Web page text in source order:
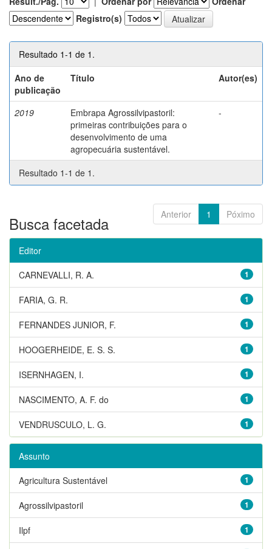
Registro(s)
Resultado 1-1 de 1.
Ano de
publicação
Título Autor(es)
2019
Embrapa Agrossilvipastoril:
primeiras contribuições para o
desenvolvimento de uma
agropecuária sustentável.
-
Resultado 1-1 de 1.
Anterior 1 Póximo
Busca facetada
Editor
1
CARNEVALLI, R. A.
1
FARIA, G. R.
1
FERNANDES JUNIOR, F.
1
HOOGERHEIDE, E. S. S.
1
ISERNHAGEN, I.
1
NASCIMENTO, A. F. do
1
VENDRUSCULO, L. G.
Assunto
1
Agricultura Sustentável
1
Agrossilvipastoril
1
Ilpf